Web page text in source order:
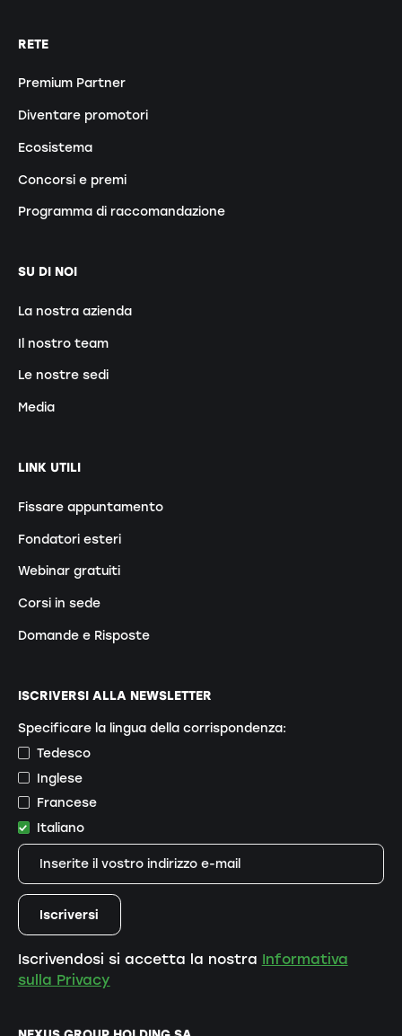
RETE
Premium Partner
Diventare promotori
Ecosistema
Concorsi e premi
Programma di raccomandazione
SU DI NOI
La nostra azienda
Il nostro team
Le nostre sedi
Media
LINK UTILI
Fissare appuntamento
Fondatori esteri
Webinar gratuiti
Corsi in sede
Domande e Risposte
ISCRIVERSI ALLA NEWSLETTER
Specificare la lingua della corrispondenza:
Tedesco
Inglese
Francese
Italiano
Iscrivendosi si accetta la nostra Informativa
sulla Privacy